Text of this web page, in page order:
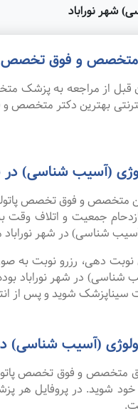
شهر نوراباد
متخصص و فوق تخصص
قبل از مراجعه به پزشک
بهترین دکتر
(آسیب شناسی) در
متخصص و فوق تخصص
جمعیت و اتلاف
شناسی) در شهر
نوبت دهی، رزرو نوبت
در شهر نوراباد بوده
شوید و پس از
(آسیب شناسی) در
و فوق تخصص
خود شوید. در پروفایل